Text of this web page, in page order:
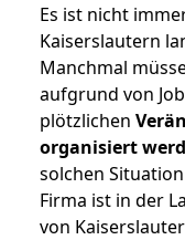
Es ist nicht
Kaiserslautern
Manchmal
aufgrund von
plötzlichen
organisiert
solchen
Firma ist in der
von